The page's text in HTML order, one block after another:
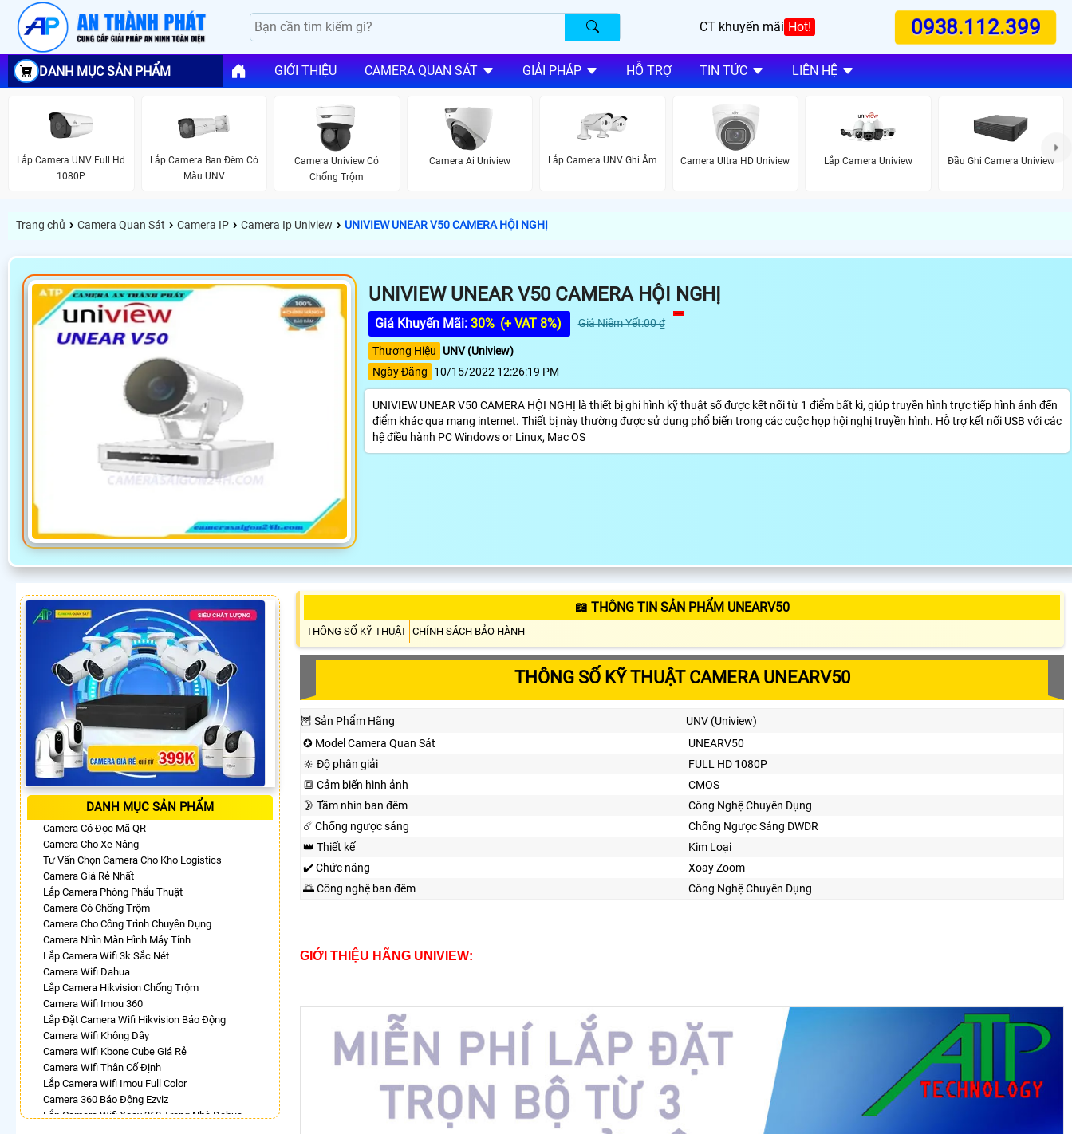
CT khuyến mãi Hot! 0938.112.399
DANH MỤC SẢN PHẨM GIỚI THIỆU CAMERA QUAN SÁT GIẢI PHÁP HỖ TRỢ TIN TỨC LIÊN HỆ
Lắp Camera UNV Full Hd
1080P
Lắp Camera Ban Đêm Có
Màu UNV
Camera Uniview Có
Chống Trộm
Camera Ai Uniview Lắp Camera UNV Ghi Âm Camera Ultra HD Uniview Lắp Camera Uniview Đầu Ghi Camera Uniview
Trang chủ › Camera Quan Sát › Camera IP › Camera Ip Uniview › UNIVIEW UNEAR V50 CAMERA HỘI NGHỊ
UNIVIEW UNEAR V50 CAMERA HỘI NGHỊ
Giá Khuyến Mãi: 30% (+ VAT 8%) Giá Niêm Yết:00 ₫
Thương Hiệu
UNV (Uniview)
Ngày Đăng
10/15/2022 12:26:19 PM
UNIVIEW UNEAR V50 CAMERA HỘI NGHỊ là thiết bị ghi hình kỹ thuật số được kết nối từ 1 điểm bất kì, giúp truyền hình trực tiếp hình ảnh đến
điểm khác qua mạng internet. Thiết bị này thường được sử dụng phổ biến trong các cuộc họp hội nghị truyền hình. Hỗ trợ kết nối USB với các
hệ điều hành PC Windows or Linux, Mac OS
DANH MỤC SẢN PHẨM
Camera Có Đọc Mã QR
Camera Cho Xe Nâng
Tư Vấn Chọn Camera Cho Kho Logistics
Camera Giá Rẻ Nhất
Lắp Camera Phòng Phẩu Thuật
Camera Có Chống Trộm
Camera Cho Công Trình Chuyên Dụng
Camera Nhìn Màn Hình Máy Tính
Lắp Camera Wifi 3k Sắc Nét
Camera Wifi Dahua
Lắp Camera Hikvision Chống Trộm
Camera Wifi Imou 360
Lắp Đặt Camera Wifi Hikvision Báo Động
Camera Wifi Không Dây
Camera Wifi Kbone Cube Giá Rẻ
Camera Wifi Thân Cố Định
Lắp Camera Wifi Imou Full Color
Camera 360 Báo Động Ezviz
Lắp Camera Wifi Xoay 360 Trong Nhà Dahua
📖 THÔNG TIN SẢN PHẨM UNEARV50
THÔNG SỐ KỸ THUẬT CHÍNH SÁCH BẢO HÀNH
THÔNG SỐ KỸ THUẬT CAMERA UNEARV50
🦉 Sản Phẩm Hãng
UNV (Uniview)
✪ Model Camera Quan Sát
UNEARV50
🔆 Độ phân giải
FULL HD 1080P
🔳 Cảm biến hình ảnh
CMOS
🌛 Tầm nhìn ban đêm
Công Nghệ Chuyên Dụng
☄️ Chống ngược sáng
Chống Ngược Sáng DWDR
👑 Thiết kế
Kim Loại
✔️ Chức năng
Xoay Zoom
🌅 Công nghệ ban đêm
Công Nghệ Chuyên Dụng
GIỚI THIỆU HÃNG UNIVIEW: